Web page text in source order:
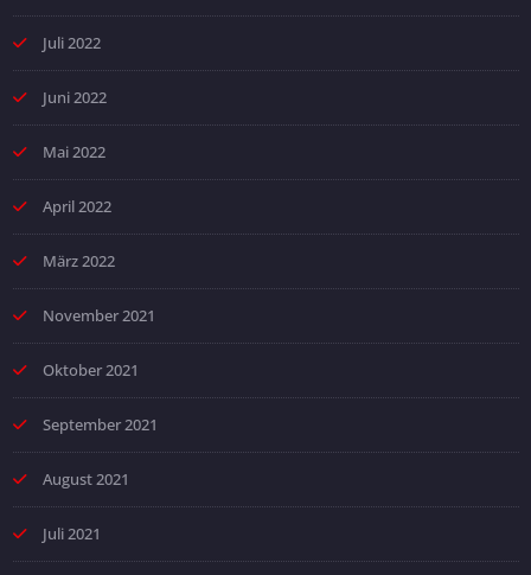
Juli 2022
Juni 2022
Mai 2022
April 2022
März 2022
November 2021
Oktober 2021
September 2021
August 2021
Juli 2021